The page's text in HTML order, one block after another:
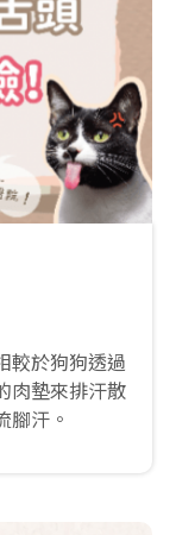
較於狗狗透過
肉墊來排汗散
腳汗。